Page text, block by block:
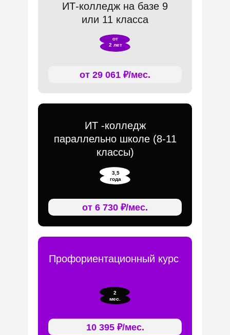
ИТ-колледж на базе 9
или 11 класса
от
2 лет
ИТ -колледж
параллельно школе (8-11
классы)
от 6 730 ₽/мес.
3,5
года
2
мес.
Профориентационный курс
от 29 061 ₽/мес.
10 395 ₽/мес.